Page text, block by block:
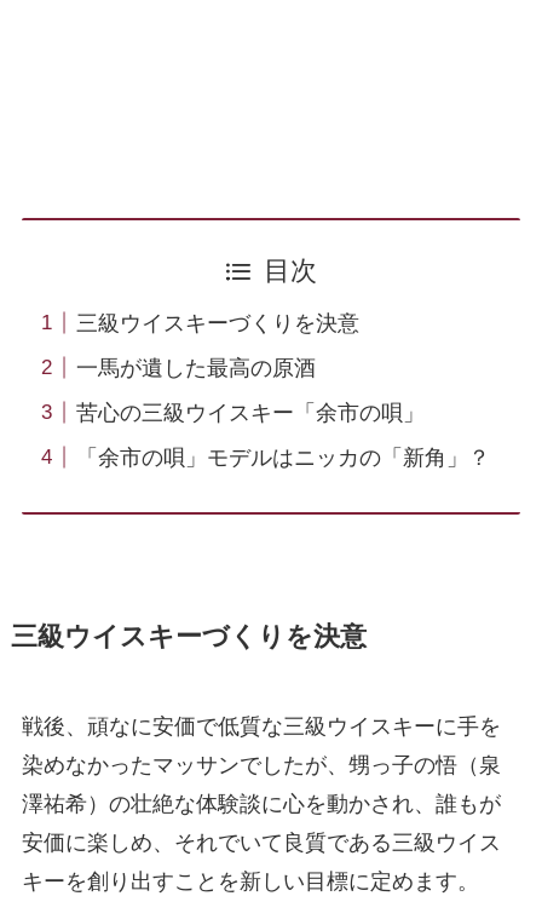
目次
三級ウイスキーづくりを決意
一馬が遺した最高の原酒
苦心の三級ウイスキー「余市の唄」
「余市の唄」モデルはニッカの「新角」？
三級ウイスキーづくりを決意
戦後、頑なに安価で低質な三級ウイスキーに手を
染めなかったマッサンでしたが、甥っ子の悟（泉
澤祐希）の壮絶な体験談に心を動かされ、誰もが
安価に楽しめ、それでいて良質である三級ウイス
キーを創り出すことを新しい目標に定めます。